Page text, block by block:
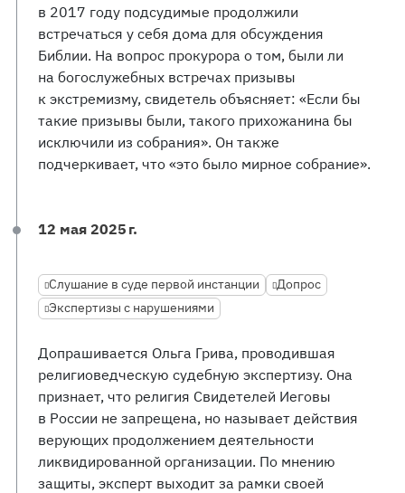
в 2017 году подсудимые продолжили
встречаться у себя дома для обсуждения
Библии. На вопрос прокурора о том, были ли
на богослужебных встречах призывы
к экстремизму, свидетель объясняет: «Если бы
такие призывы были, такого прихожанина бы
исключили из собрания». Он также
подчеркивает, что «это было мирное собрание».
12 мая 2025 г.
Слушание в суде первой инстанции
Допрос
Экспертизы с нарушениями
Допрашивается Ольга Грива, проводившая
религиоведческую судебную экспертизу. Она
признает, что религия Свидетелей Иеговы
в России не запрещена, но называет действия
верующих продолжением деятельности
ликвидированной организации. По мнению
защиты, эксперт выходит за рамки своей